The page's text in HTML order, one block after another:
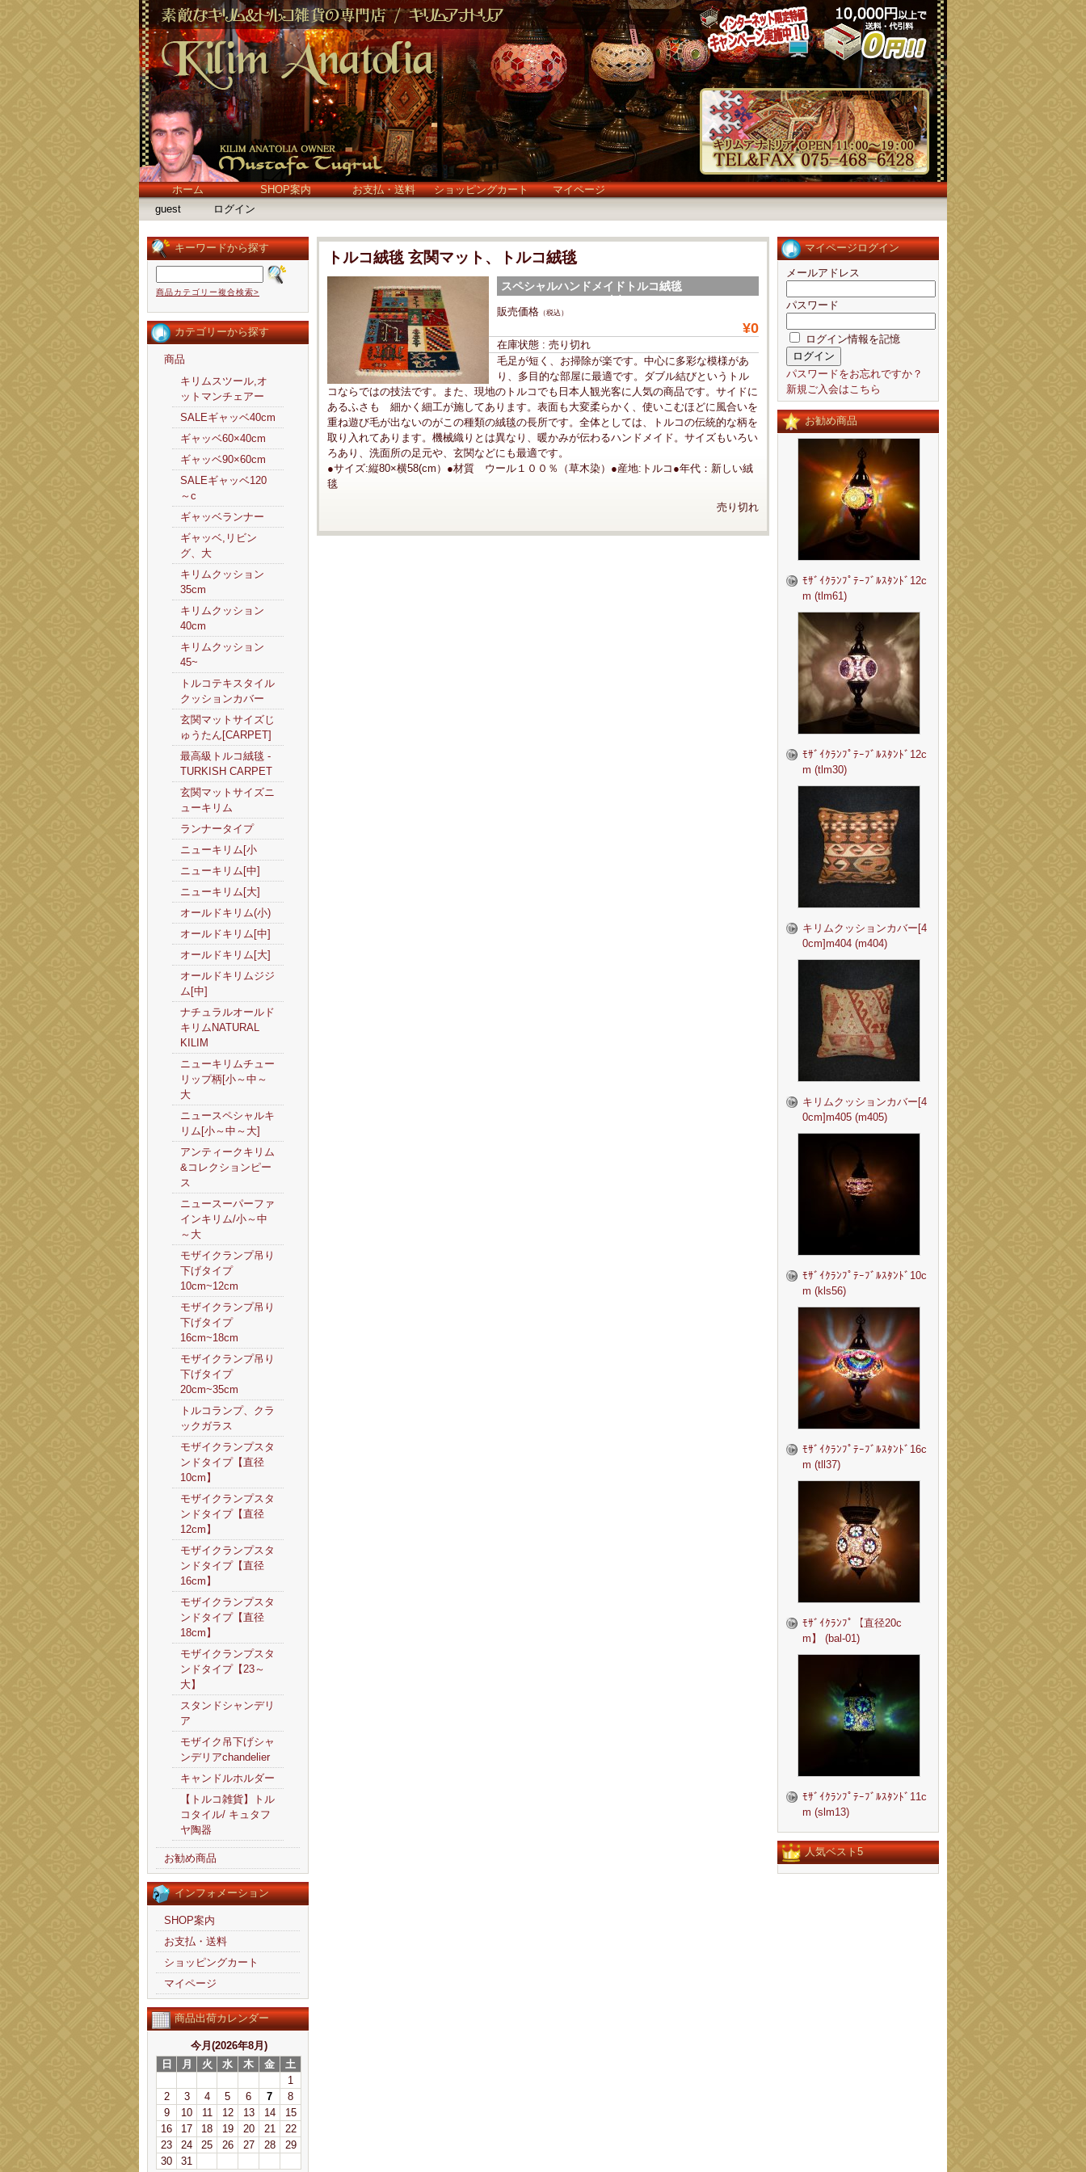
ホーム SHOP案内 お支払・送料 ショッピングカート
マイページ
guest
ログイン
キーワードから探す
商品カテゴリー複合検索>
カテゴリーから探す
商品
キリムスツール,オ
ットマンチェアー
SALEギャッベ40cm
ギャッベ60×40cm
ギャッベ90×60cm
SALEギャッベ120
～c
ギャッベランナー
ギャッベ,リビン
グ、大
キリムクッション
35cm
キリムクッション
40cm
キリムクッション
45~
トルコテキスタイル
クッションカバー
玄関マットサイズじ
ゅうたん[CARPET]
最高級トルコ絨毯 -
TURKISH CARPET
玄関マットサイズニ
ューキリム
ランナータイプ
ニューキリム[小
ニューキリム[中]
ニューキリム[大]
オールドキリム(小)
オールドキリム[中]
オールドキリム[大]
オールドキリムジジ
ム[中]
ナチュラルオールド
キリムNATURAL
KILIM
ニューキリムチュー
リップ柄[小～中～
大
ニュースペシャルキ
リム[小～中～大]
アンティークキリム
&コレクションピー
ス
ニュースーパーファ
インキリム/小～中
～大
モザイクランプ吊り
下げタイプ
10cm~12cm
モザイクランプ吊り
下げタイプ
16cm~18cm
モザイクランプ吊り
下げタイプ
20cm~35cm
トルコランプ、クラ
ックガラス
モザイクランプスタ
ンドタイプ【直径
10cm】
モザイクランプスタ
ンドタイプ【直径
12cm】
モザイクランプスタ
ンドタイプ【直径
16cm】
モザイクランプスタ
ンドタイプ【直径
18cm】
モザイクランプスタ
ンドタイプ【23～
大】
スタンドシャンデリ
ア
モザイク吊下げシャ
ンデリアchandelier
キャンドルホルダー
【トルコ雑貨】トル
コタイル/ キュタフ
ヤ陶器
お勧め商品
インフォメーション
SHOP案内
お支払・送料
ショッピングカート
マイページ
商品出荷カレンダー
今月(2026年8月)
日
月 火 水 木 金
土
1
2
3 4 5 6 7
8
9
10 11 12 13 14
15
16
17 18 19 20 21
22
23
24 25 26 27 28
29
30
31
マイページログイン
メールアドレス
パスワード
ログイン情報を記憶
パスワードをお忘れですか？
新規ご入会はこちら
お勧め商品
ﾓｻﾞｲｸﾗﾝﾌﾟﾃｰﾌﾞﾙｽﾀﾝﾄﾞ12c
m (tlm61)
ﾓｻﾞｲｸﾗﾝﾌﾟﾃｰﾌﾞﾙｽﾀﾝﾄﾞ12c
m (tlm30)
キリムクッションカバー[4
0cm]m404 (m404)
キリムクッションカバー[4
0cm]m405 (m405)
ﾓｻﾞｲｸﾗﾝﾌﾟﾃｰﾌﾞﾙｽﾀﾝﾄﾞ10c
m (kls56)
ﾓｻﾞｲｸﾗﾝﾌﾟﾃｰﾌﾞﾙｽﾀﾝﾄﾞ16c
m (tll37)
ﾓｻﾞｲｸﾗﾝﾌﾟ【直径20c
m】 (bal-01)
ﾓｻﾞｲｸﾗﾝﾌﾟﾃｰﾌﾞﾙｽﾀﾝﾄﾞ11c
m (slm13)
人気ベスト5
トルコ絨毯 玄関マット、トルコ絨毯
スペシャルハンドメイドトルコ絨毯
販売価格 （税込）
¥0
在庫状態 : 売り切れ
毛足が短く、お掃除が楽です。中心に多彩な模様があ
り、多目的な部屋に最適です。ダブル結びというトル
コならではの技法です。また、現地のトルコでも日本人観光客に人気の商品です。サイドに
あるふさも 細かく細工が施してあります。表面も大変柔らかく、使いこむほどに風合いを
重ね遊び毛が出ないのがこの種類の絨毯の長所です。全体としては、トルコの伝統的な柄を
取り入れてあります。機械織りとは異なり、暖かみが伝わるハンドメイド。サイズもいろい
ろあり、洗面所の足元や、玄関などにも最適です。
●サイズ:縦80×横58(cm）●材質 ウール１００％（草木染）●産地:トルコ●年代：新しい絨
毯
売り切れ